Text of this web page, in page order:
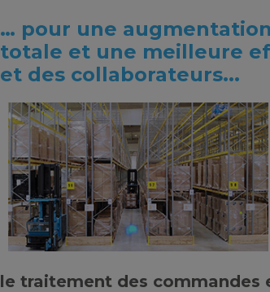
… pour une
totale et une meilleure
et des collaborateurs...
le traitement des commandes